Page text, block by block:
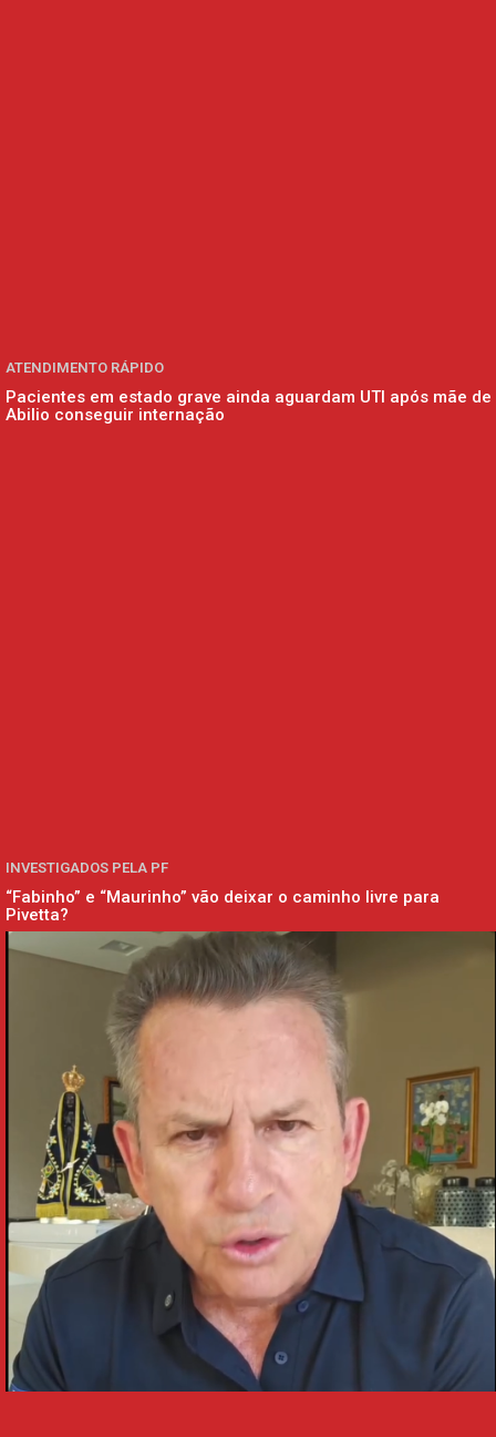
ATENDIMENTO RÁPIDO
Pacientes em estado grave ainda aguardam UTI após mãe de
Abilio conseguir internação
INVESTIGADOS PELA PF
“Fabinho” e “Maurinho” vão deixar o caminho livre para
Pivetta?